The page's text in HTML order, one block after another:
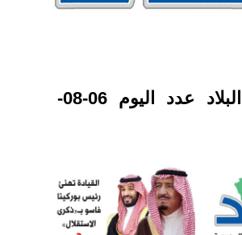
تحميل PDF البلاد عدد اليوم 06-08-